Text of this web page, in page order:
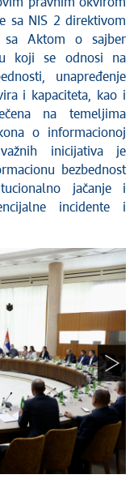
sa NIS 2 direktivom
sa Aktom o sajber
koji se odnosi na
unapređenje
i kapaciteta, kao i
na temeljima
o informacionoj
inicijativa je
bezbednost
jačanje i
incidente i